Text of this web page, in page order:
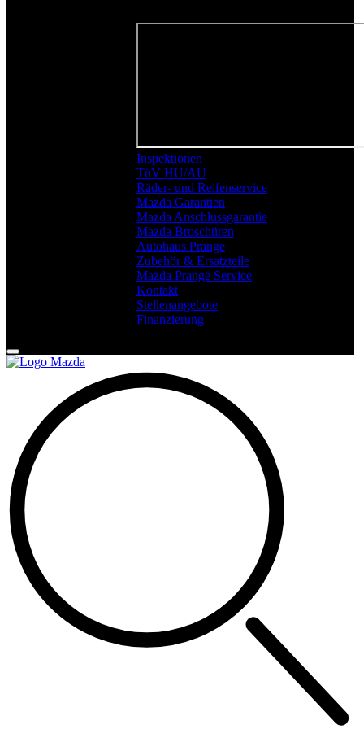
Inspektionen
TüV HU/AU
Räder- und Reifenservice
Mazda Garantien
Mazda Anschlussgarantie
Mazda Broschüren
Autohaus Prange
Zubehör & Ersatzteile
Mazda Prange Service
Kontakt
Stellenangebote
Finanzierung